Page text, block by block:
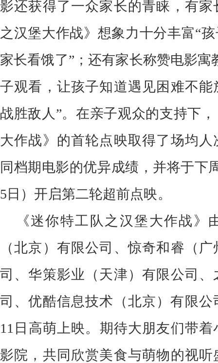
影还获得了一众家长的青睐，有
之汉堡大作战》想象力十分丰富“
家长看饿了”；还有家长称赞电影寓
子观看，让孩子知道遇见困难不
战胜敌人”。在亲子观众的支持下
大作战》的首轮点映取得了场均
同档期电影的优异成绩，并将于下
5日）开启第二轮超前点映。
《迷你特工队之汉堡大作战》
（北京）有限公司、惊奇和睿（
司、华策影业（天津）有限公司
司、优酷信息技术（北京）有限
11日高萌上映。期待大朋友们带
影院，共同欣赏美食与萌物的视